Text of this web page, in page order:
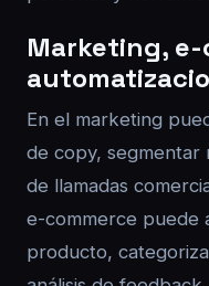
Marketing,
En el marketing
de copy, segmentar
de llamadas
e-commerce puede
producto,